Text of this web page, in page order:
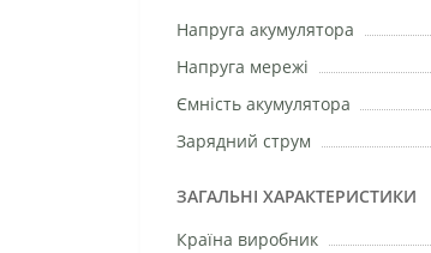
Напруга акумулятора
Напруга мережі
Ємність акумулятора
Зарядний струм
ЗАГАЛЬНІ ХАРАКТЕРИСТИКИ
Країна виробник